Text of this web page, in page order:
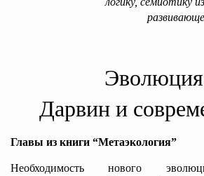
Дарвин и
Главы из книги “Метаэкология”
Необходимость нового